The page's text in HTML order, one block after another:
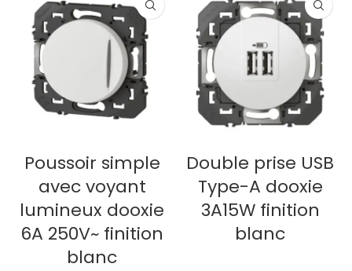
Poussoir simple
avec voyant
lumineux dooxie
6A 250V~ finition
blanc
Double prise USB
Type-A dooxie
3A15W finition
blanc